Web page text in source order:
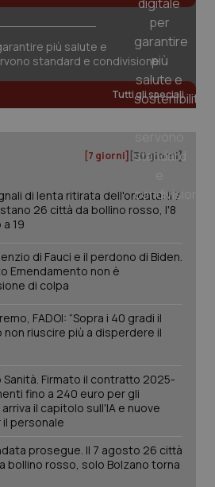
più salute e
standard e condivisione
Tutti gli speciali
[7 giorni] [30 giorni]
di lenta ritirata dell'ondata: il 7
26 città da bollino rosso, l'8
19
di Fauci e il perdono di Biden.
Emendamento non è
di colpa
FADOI: “Sopra i 40 gradi il
non riuscire più a disperdere il
Firmato il contratto 2025-
fino a 240 euro per gli
il capitolo sull'IA e nuove
personale
prosegue. Il 7 agosto 26 città
bollino rosso, solo Bolzano torna
www.quotidianosanita.it
www.quotidianosanita.it
Google LLC
.quotidianosanita.it